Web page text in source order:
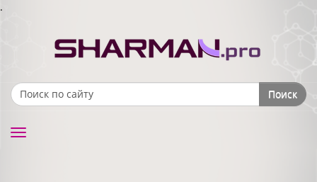
.
Search form Поиск
Toggle